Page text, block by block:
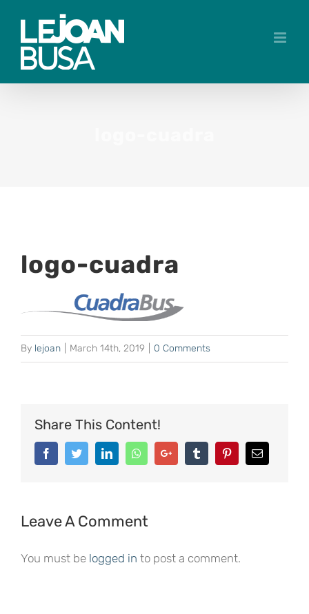
content
logo-cuadra
By lejoan March 14th, 2019 0 Comments
Share This Content!
FacebookTwitterLinkedInWhatsappGoogle+ Tumblr PinterestEmail
Leave A Comment
You must be logged in to post a comment.